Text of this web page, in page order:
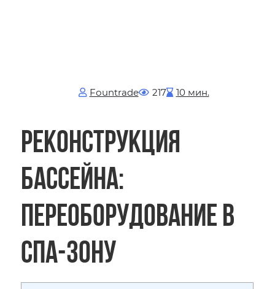
Fоuntrade 217 10 мин.
Реконструкция
бассейна:
переоборудование в
спа-зону